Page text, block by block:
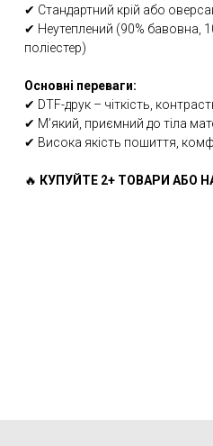
✔ Стандартний крій або
✔ Неутеплений (90% бавовна,
поліестер)
Основні переваги:
✔ DTF-друк – чіткість,
✔ М’який, приємний до тіла
✔ Висока якість пошиття,
🔥 КУПУЙТЕ 2+ ТОВАРИ АБО